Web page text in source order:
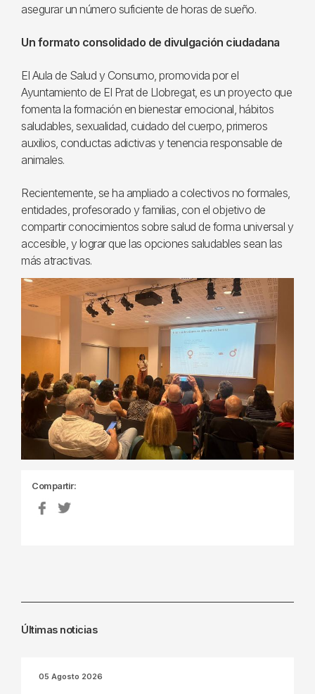
asegurar un número suficiente de horas de sueño.
Un formato consolidado de divulgación ciudadana
El Aula de Salud y Consumo, promovida por el
Ayuntamiento de El Prat de Llobregat, es un proyecto que
fomenta la formación en bienestar emocional, hábitos
saludables, sexualidad, cuidado del cuerpo, primeros
auxilios, conductas adictivas y tenencia responsable de
animales.
Recientemente, se ha ampliado a colectivos no formales,
entidades, profesorado y familias, con el objetivo de
compartir conocimientos sobre salud de forma universal y
accesible, y lograr que las opciones saludables sean las
más atractivas.
Compartir:
Últimas noticias
05 Agosto 2026